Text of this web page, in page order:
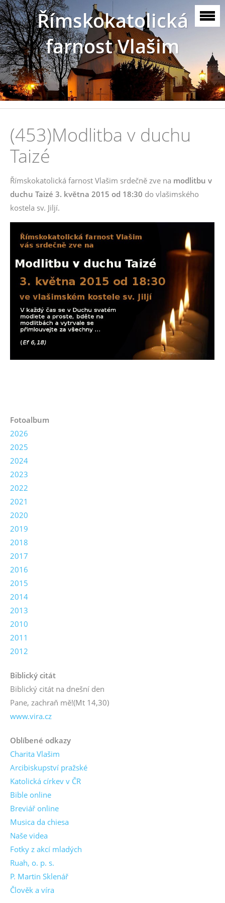
Římskokatolická
farnost Vlašim
(453)Modlitba v duchu
Taizé
Římskokatolická farnost Vlašim srdečně zve na modlitbu v
duchu Taizé 3. května 2015 od 18:30 do vlašimského
kostela sv. Jiljí.
Fotoalbum
2026
2025
2024
2023
2022
2021
2020
2019
2018
2017
2016
2015
2014
2013
2010
2011
2012
Biblický citát
Biblický citát na dnešní den
Pane, zachraň mě!(Mt 14,30)
www.vira.cz
Oblíbené odkazy
Charita Vlašim
Arcibiskupství pražské
Katolická církev v ČR
Bible online
Breviář online
Musica da chiesa
Naše videa
Fotky z akcí mladých
Ruah, o. p. s.
P. Martin Sklenář
Člověk a víra